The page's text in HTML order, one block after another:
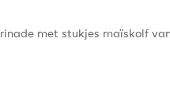
met stukjes maïskolf